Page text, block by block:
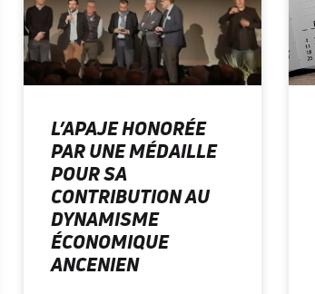
L’APAJE HONORÉE
PAR UNE MÉDAILLE
POUR SA
CONTRIBUTION AU
DYNAMISME
ÉCONOMIQUE
ANCENIEN